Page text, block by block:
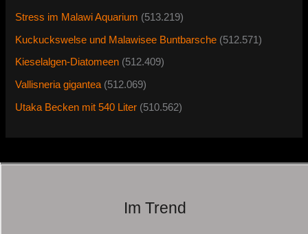
Stress im Malawi Aquarium (513.219)
Kuckuckswelse und Malawisee Buntbarsche (512.571)
Kieselalgen-Diatomeen (512.409)
Vallisneria gigantea (512.069)
Utaka Becken mit 540 Liter (510.562)
Im Trend